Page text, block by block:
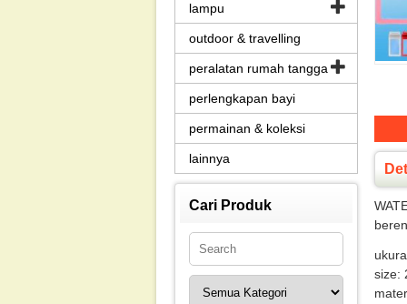
size:
lampu
outdoor & travelling
peralatan rumah tangga
perlengkapan bayi
permainan & koleksi
lainnya
Cari Produk